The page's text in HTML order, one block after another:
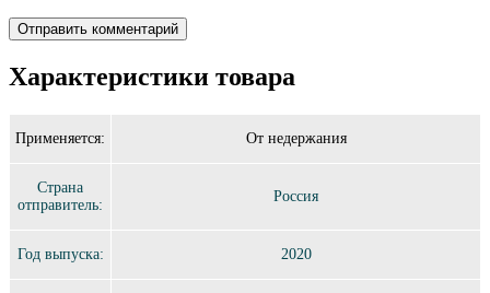
Характеристики товара
Применяется: От недержания
Страна
отправитель:
Россия
Год выпуска: 2020